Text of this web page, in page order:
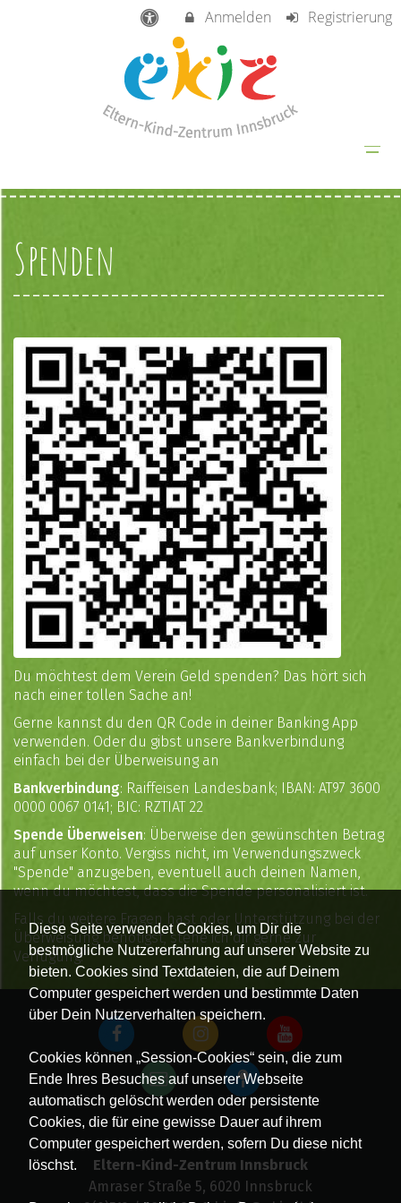
Diese Seite verwendet Cookies, um Dir die
bestmögliche Nutzererfahrung auf unserer Website zu
bieten. Cookies sind Textdateien, die auf Deinem
Computer gespeichert werden und bestimmte Daten
über Dein Nutzerverhalten speichern.
Cookies können „Session-Cookies“ sein, die zum
Ende Ihres Besuches auf unserer Webseite
automatisch gelöscht werden oder persistente
Cookies, die für eine gewisse Dauer auf ihrem
Computer gespeichert werden, sofern Du diese nicht
löschst.
Anmelden Registrierung
Spenden
Du möchtest dem Verein Geld spenden? Das hört sich
nach einer tollen Sache an!
Gerne kannst du den QR Code in deiner Banking App
verwenden. Oder du gibst unsere Bankverbindung
einfach bei der Überweisung an
Bankverbindung: Raiffeisen Landesbank; IBAN: AT97 3600
0000 0067 0141; BIC: RZTIAT 22
Spende Überweisen: Überweise den gewünschten Betrag
auf unser Konto. Vergiss nicht, im Verwendungszweck
"Spende" anzugeben, eventuell auch deinen Namen,
wenn du möchtest, dass die Spende personalisiert ist.
Falls du weitere Fragen hast oder Unterstützung bei der
Überweisung benötigst, stehe ich dir gerne zur
Verfügung!
Eltern-Kind-Zentrum Innsbruck
Amraser Straße 5, 6020 Innsbruck